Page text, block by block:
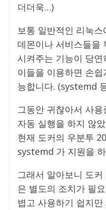
더더욱…)
보통 일반적인 리눅
데몬이나 서비스들을
시켜주는 기능이 당
이들을 이용하면 손
능합니다. (systemd
그동안 귀찮아서 사
자동 실행을 하지 않
현재 도커의 우분투
systemd 가 지원을
그래서 알아보니 도
은 별도의 조치가 필
볍고 사용하기 쉽지